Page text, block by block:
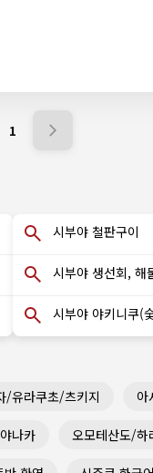
1
시부야 철판구이
시부야 생선회, 해
시부야 야키니쿠(
/유라쿠초/츠키지 아
나카 오모테산도/하